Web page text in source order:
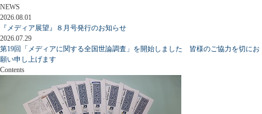
NEWS
2026.08.01
『メディア展望』８月号発行のお知らせ
2026.07.29
第19回「メディアに関する全国世論調査」を開始しました 皆様のご協力を切にお
願い申し上げます
Contents